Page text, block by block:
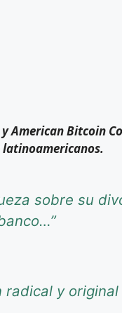
American Bitcoin
sobre su
y